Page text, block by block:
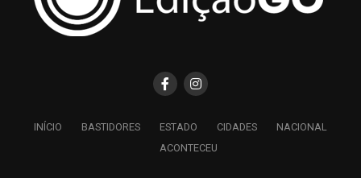
INÍCIO BASTIDORES ESTADO CIDADES
NACIONAL
ACONTECEU